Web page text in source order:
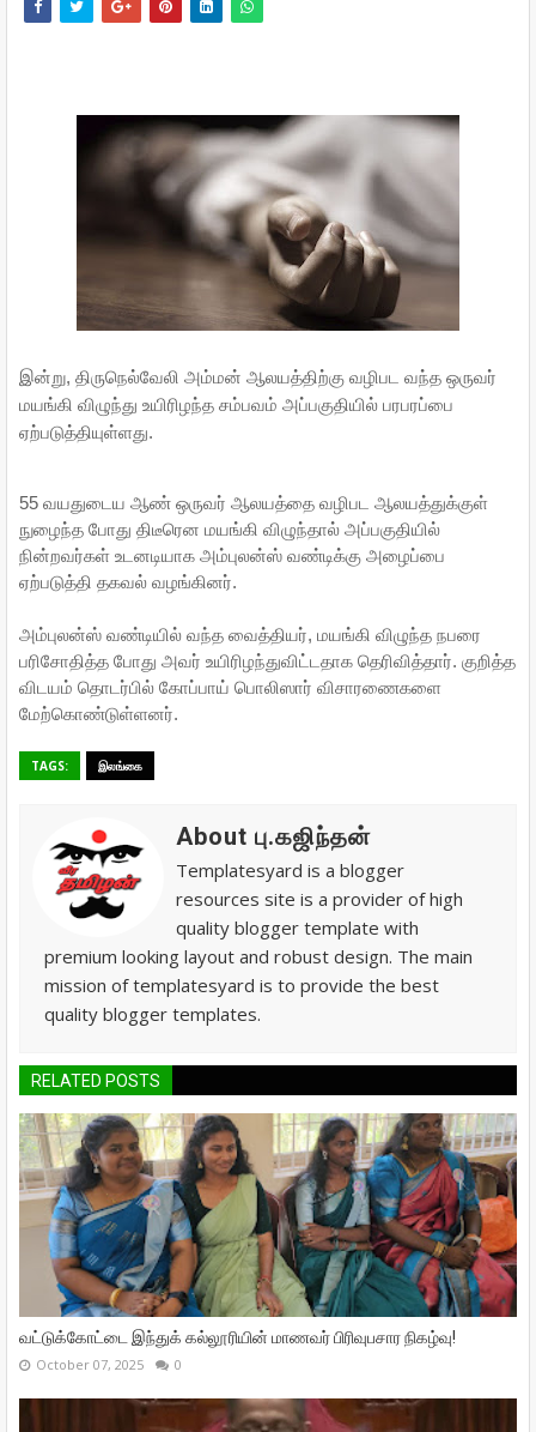
இன்று, திருநெல்வேலி அம்மன் ஆலயத்திற்கு வழிபட வந்த ஒருவர்
மயங்கி விழுந்து உயிரிழந்த சம்பவம் அப்பகுதியில் பரபரப்பை
ஏற்படுத்தியுள்ளது.
55 வயதுடைய ஆண் ஒருவர் ஆலயத்தை வழிபட ஆலயத்துக்குள்
நுழைந்த போது திடீரென மயங்கி விழுந்தால் அப்பகுதியில்
நின்றவர்கள் உடனடியாக அம்புலன்ஸ் வண்டிக்கு அழைப்பை
ஏற்படுத்தி தகவல் வழங்கினர்.
அம்புலன்ஸ் வண்டியில் வந்த வைத்தியர், மயங்கி விழுந்த நபரை
பரிசோதித்த போது அவர் உயிரிழந்துவிட்டதாக தெரிவித்தார். குறித்த
விடயம் தொடர்பில் கோப்பாய் பொலிஸார் விசாரணைகளை
மேற்கொண்டுள்ளனர்.
TAGS: இலங்கை
About பு.கஜிந்தன்
Templatesyard is a blogger
resources site is a provider of high
quality blogger template with
premium looking layout and robust design. The main
mission of templatesyard is to provide the best
quality blogger templates.
RELATED POSTS
வட்டுக்கோட்டை இந்துக் கல்லூரியின் மாணவர் பிரிவுபசார நிகழ்வு!
October 07, 2025 0